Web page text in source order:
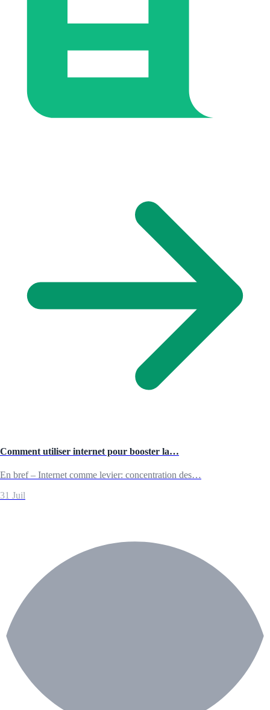
Comment utiliser internet pour booster la…
En bref – Internet comme levier: concentration des…
31 Juil